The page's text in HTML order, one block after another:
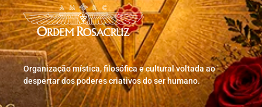
Organização mística, filosófica e cultural voltada ao
despertar dos poderes criativos do ser humano.